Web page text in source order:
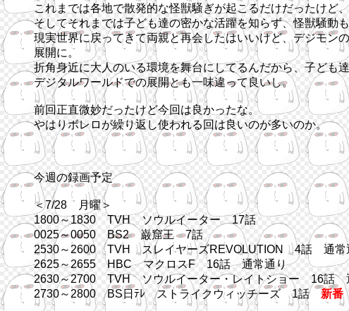
これまでは各地で散発的な怪獣騒ぎが起こるだけだったけど
そしてそれまでは子ども達の密かな活躍を知らず、怪獣騒動
現実世界に戻ってきて両親と再会したはいいけど、デジモン
展開に。
折角身近に大人のいる環境を舞台にしてるんだから、子ども
デジタルワールドでの展開とも一味違って良いし。
前回正直微妙だったけど今回は良かったな。
やはりボレロが繰り返し使われる回は良いのが多いのか。
今週の録画予定
＜7/28 月曜＞
1800～1830 TVH ソウルイーター 17話
0025～0050 BS2 巌窟王 7話
2530～2600 TVH スレイヤーズREVOLUTION 4話 通常
2625～2655 HBC マクロスF 16話 通常通り
2630～2700 TVH ソウルイーター・レイトショー 16話
2730～2800 BS日ﾃﾚ ストライクウィッチーズ 1話 新番